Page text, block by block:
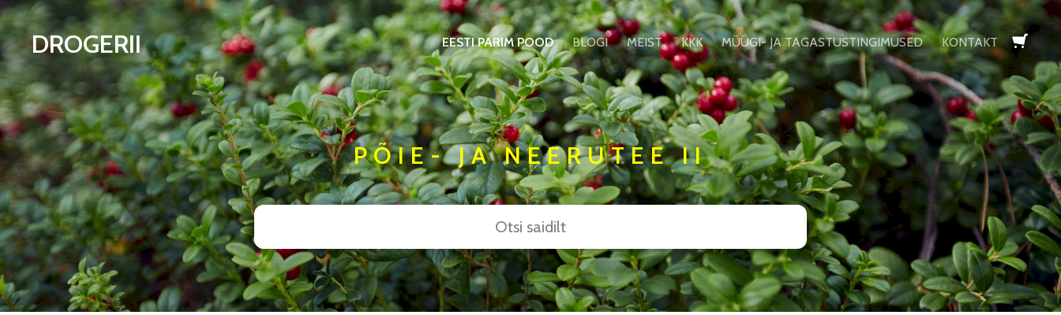
lisati ostukorvi. Vaata ostukorvi
DROGERII EESTI PARIM POOD BLOGI MEIST KKK MÜÜGI- JA TAGASTUSTINGIMUSED KONTAKT
PÕIE- JA NEERUTEE II